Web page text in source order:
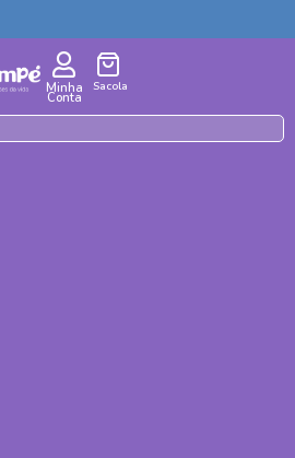
Minha
Conta
Sacola